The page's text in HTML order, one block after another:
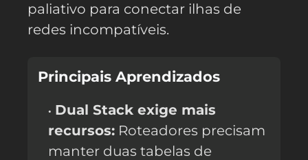
paliativo para conectar ilhas de
redes incompatíveis.
Principais Aprendizados
Dual Stack exige mais
recursos: Roteadores precisam
manter duas tabelas de